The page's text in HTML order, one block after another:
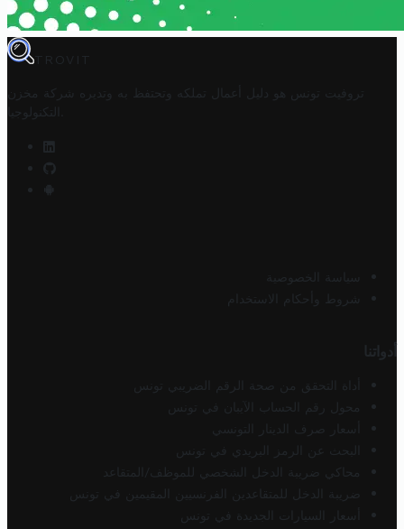
TROVIT
تروفيت تونس هو دليل أعمال تملكه وتحتفظ به وتديره
شركة مخزن
التكنولوجيا
سياسة الخصوصية
شروط وأحكام الاستخدام
أدواتنا
أداة التحقق من صحة الرقم الضريبي تونس
محول رقم الحساب الآيبان في تونس
أسعار صرف الدينار التونسي
البحث عن الرمز البريدي في تونس
محاكي ضريبة الدخل الشخصي للموظف/المتقاعد
ضريبة الدخل للمتقاعدين الفرنسيين المقيمين في تونس
أسعار السيارات الجديدة في تونس